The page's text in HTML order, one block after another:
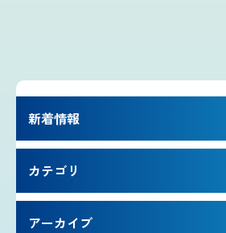
富士登山ルールとマナー
イマフジプロジェクト
雷プロジェクト
新着情報
カテゴリ
アーカイブ